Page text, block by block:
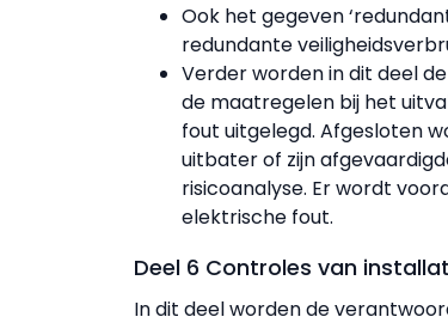
Ook het gegeven
redundante
Verder worden in dit deel
de maatregelen bij het
fout uitgelegd. Afgesloten
uitbater of zijn
risicoanalyse. Er wordt
elektrische fout.
Deel 6 Controles van
In dit deel worden de